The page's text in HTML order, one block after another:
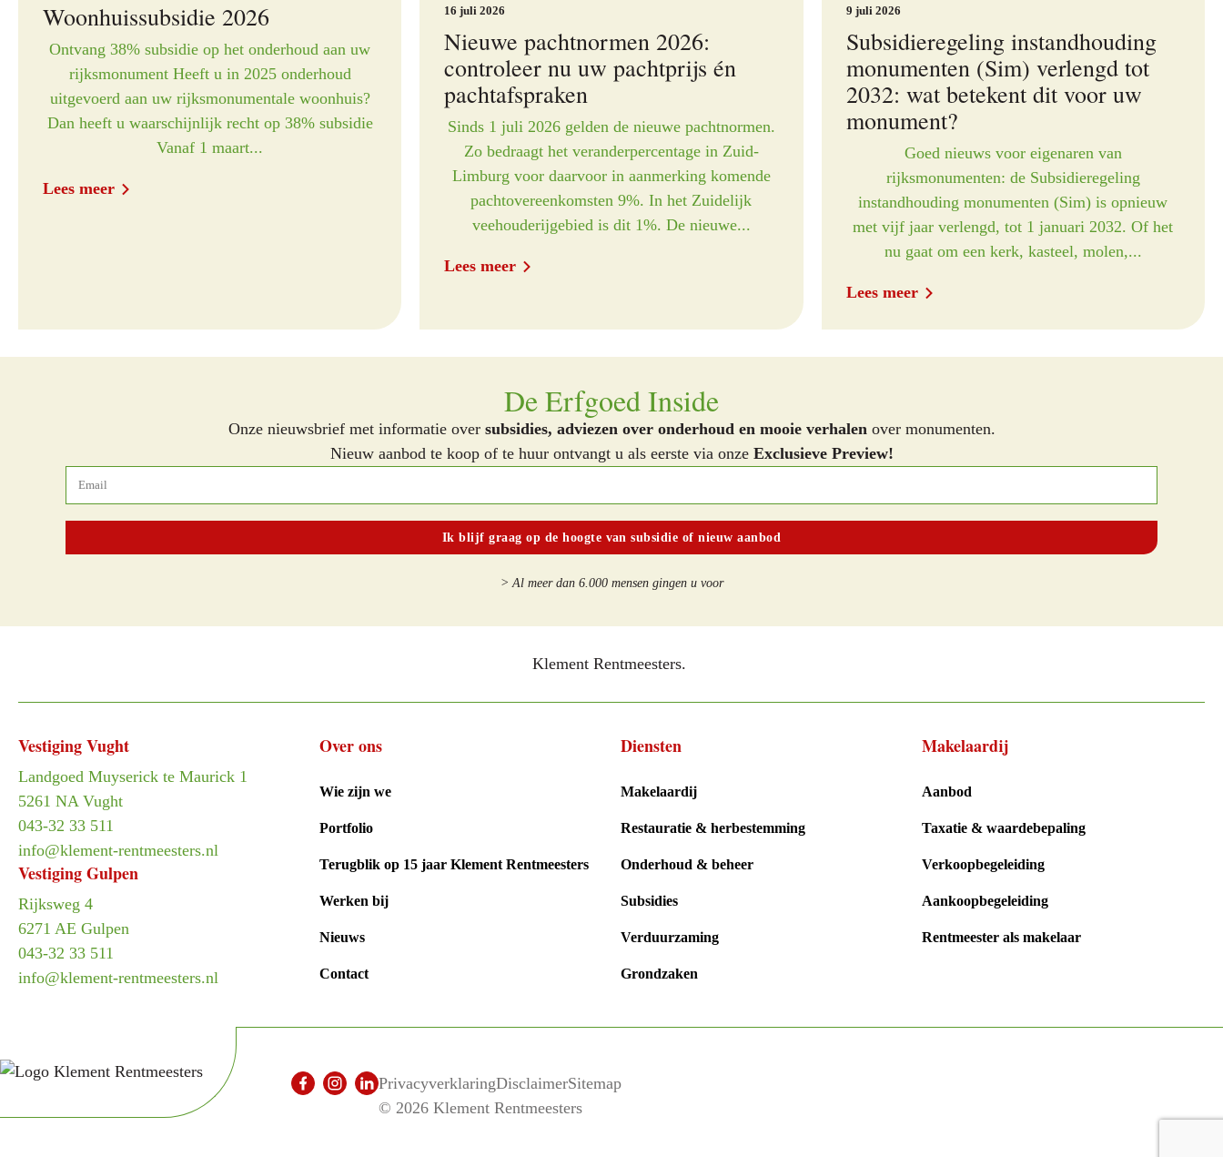
Woonhuissubsidie 2026
Ontvang 38% subsidie op het onderhoud aan uw
rijksmonument Heeft u in 2025 onderhoud
uitgevoerd aan uw rijksmonumentale woonhuis?
Dan heeft u waarschijnlijk recht op 38% subsidie
Vanaf 1 maart...
Lees meer
16 juli 2026
Nieuwe pachtnormen 2026:
controleer nu uw pachtprijs én
pachtafspraken
Sinds 1 juli 2026 gelden de nieuwe pachtnormen.
Zo bedraagt het veranderpercentage in Zuid-
Limburg voor daarvoor in aanmerking komende
pachtovereenkomsten 9%. In het Zuidelijk
veehouderijgebied is dit 1%. De nieuwe...
Lees meer
9 juli 2026
Subsidieregeling instandhouding
monumenten (Sim) verlengd tot
2032: wat betekent dit voor uw
monument?
Goed nieuws voor eigenaren van
rijksmonumenten: de Subsidieregeling
instandhouding monumenten (Sim) is opnieuw
met vijf jaar verlengd, tot 1 januari 2032. Of het
nu gaat om een kerk, kasteel, molen,...
Lees meer
De Erfgoed Inside
Onze nieuwsbrief met informatie over subsidies, adviezen over onderhoud en mooie verhalenover monumenten.
Nieuw aanbod te koop of te huur ontvangt u als eerste via onze Exclusieve Preview!
> Al meer dan 6.000 mensen gingen u voor
Klement Rentmeesters.
Vestiging Vught
Landgoed Muyserick te Maurick 1
5261 NA Vught
043-32 33 511
info@klement-rentmeesters.nl
Vestiging Gulpen
Rijksweg 4
6271 AE Gulpen
043-32 33 511
info@klement-rentmeesters.nl
Over ons
Wie zijn we
Portfolio
Terugblik op 15 jaar Klement Rentmeesters
Werken bij
Nieuws
Contact
Diensten
Makelaardij
Restauratie & herbestemming
Onderhoud & beheer
Subsidies
Verduurzaming
Grondzaken
Makelaardij
Aanbod
Taxatie & waardebepaling
Verkoopbegeleiding
Aankoopbegeleiding
Rentmeester als makelaar
PrivacyverklaringDisclaimerSitemap
© 2026 Klement Rentmeesters